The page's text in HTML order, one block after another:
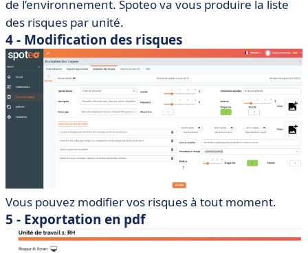
de l’environnement. Spoteo va vous produire la liste
des risques par unité.
4 - Modification des risques
Vous pouvez modifier vos risques à tout moment.
5 - Exportation en pdf